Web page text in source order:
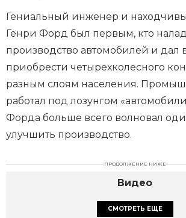
Гениальный инженер и
Генри Форд был первым, кто
производство автомобилей и дал
приобрести четырехколесного
разным слоям населения.
работал под лозунгом
Форда больше всего волновал
улучшить производство.
ПРОДОЛЖЕНИЕ НИЖЕ
Видео
СМОТРЕТЬ ЕЩЕ